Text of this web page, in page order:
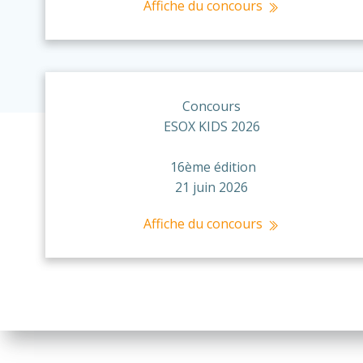
Affiche du concours
Concours
ESOX KIDS 2026
16ème édition
21 juin 2026
Affiche du concours